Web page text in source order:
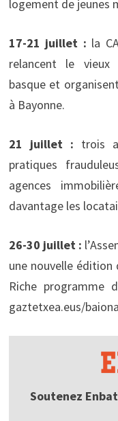
logement de jeunes
17-21 juillet : la
relancent le vieux
basque et
à Bayonne.
21 juillet : trois
pratiques
agences
davantage les
26-30 juillet :
une nouvelle
Riche programme
gaztetxea.eus/
Soutenez